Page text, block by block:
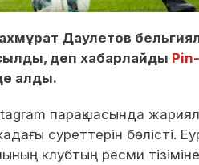
Даулетов
деп хабарлайды
алды.
парақшасында
суреттерін бөлісті.
клубтың ресми тізіміне